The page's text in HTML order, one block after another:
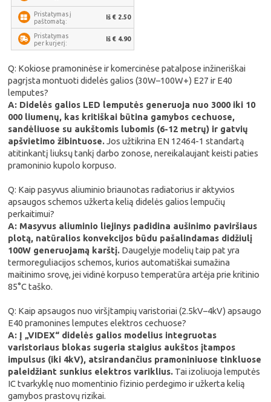
Pristatymas į
paštomatą:
Iš € 2.50
Pristatymas
per kurjerį:
Iš € 4.90
Q: Kokiose pramoninėse ir komercinėse patalpose inžineriškai
pagrįsta montuoti didelės galios (30W–100W+) E27 ir E40
lemputes?
A: Didelės galios LED lemputės generuoja nuo 3000 iki 10
000 liumenų, kas kritiškai būtina gamybos cechuose,
sandėliuose su aukštomis lubomis (6-12 metrų) ir gatvių
apšvietimo žibintuose.Jos užtikrina EN 12464-1 standartą
atitinkantį liuksų tankį darbo zonose, nereikalaujant keisti paties
pramoninio kupolo korpuso.
Q: Kaip pasyvus aliuminio briaunotas radiatorius ir aktyvios
apsaugos schemos užkerta kelią didelės galios lempučių
perkaitimui?
A: Masyvus aliuminio liejinys padidina aušinimo paviršiaus
plotą, natūralios konvekcijos būdu pašalindamas didžiulį
100W generuojamą karštį. Daugelyje modelių taip pat yra
termoreguliacijos schemos, kurios automatiškai sumažina
maitinimo srovę, jei vidinė korpuso temperatūra artėja prie kritinio
85°C taško.
Q: Kaip apsaugos nuo viršįtampių varistoriai (2.5kV–4kV) apsaugo
E40 pramonines lemputes elektros cechuose?
A: Į „VIDEX“ didelės galios modelius integruotas
varistoriaus blokas sugeria staigius aukštos įtampos
impulsus (iki 4kV), atsirandančius pramoniniuose tinkluose
paleidžiant sunkius elektros variklius. Tai izoliuoja lemputės
IC tvarkyklę nuo momentinio fizinio perdegimo ir užkerta kelią
gamybos prastovų rizikai.